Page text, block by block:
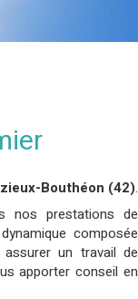
Bouthéon (42).
nos prestations de
composée
un travail de
apporter conseil en